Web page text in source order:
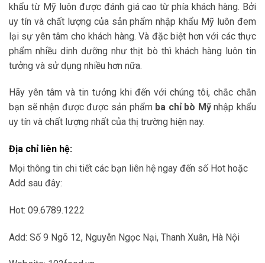
khẩu từ Mỹ luôn được đánh giá cao từ phía khách hàng. Bởi
uy tín và chất lượng của sản phẩm nhập khẩu Mỹ luôn đem
lại sự yên tâm cho khách hàng. Và đặc biệt hơn với các thực
phẩm nhiều dinh dưỡng như thịt bò thì khách hàng luôn tin
tưởng và sử dụng nhiều hơn nữa.
Hãy yên tâm và tin tưởng khi đến với chúng tôi, chắc chắn
bạn sẽ nhận được được sản phẩm ba chỉ bò Mỹnhập khẩu
uy tín và chất lượng nhất của thị trường hiện nay.
Địa chỉ liên hệ:
Mọi thông tin chi tiết các bạn liên hệ ngay đến số Hot hoặc
Add sau đây:
Hot: 09.6789.1222
Add: Số 9 Ngõ 12, Nguyễn Ngọc Nại, Thanh Xuân, Hà Nội